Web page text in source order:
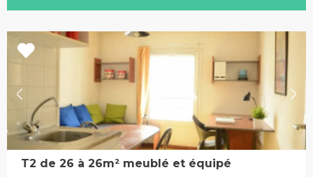
T2 de 26 à 26m² meublé et équipé